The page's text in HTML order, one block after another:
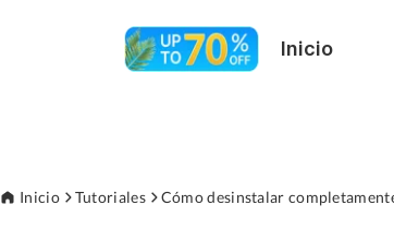
Inicio
Inicio Tutoriales Cómo desinstalar